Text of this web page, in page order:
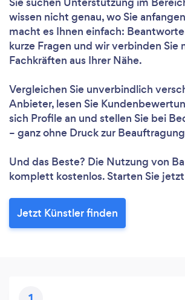
wissen nicht genau, wo Sie
macht es Ihnen einfach:
kurze Fragen und wir verbinden Sie
Fachkräften aus Ihrer Nähe.
Vergleichen Sie unverbindlich
Anbieter, lesen Sie
sich Profile an und stellen Sie bei
– ganz ohne Druck zur
Und das Beste? Die Nutzung von
komplett kostenlos. Starten Sie
Jetzt Künstler finden